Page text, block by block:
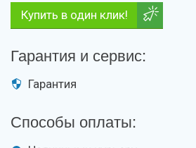
Купить в один клик!
Гарантия и сервис:
Гарантия
Способы оплаты: